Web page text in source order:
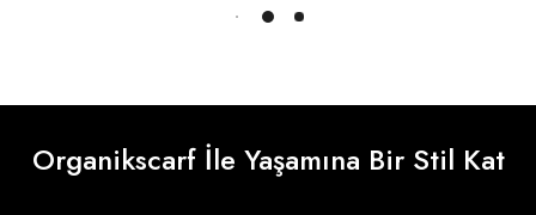
Daha Fazlasını Yükle
Organikscarf İle Yaşamına Bir Stil Kat